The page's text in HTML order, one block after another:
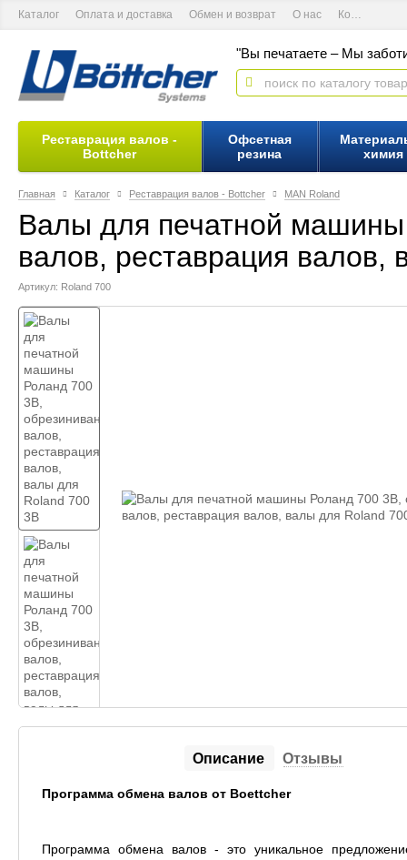
Каталог Оплата и доставка Обмен и возврат О нас Контактная информация
"Вы печатаете – Мы
Реставрация валов -
Bottcher
Офсетная
резина
химия
Главная Каталог Реставрация валов - Bottcher MAN Roland
Валы для печатной
валов, реставрация
Артикул: Roland 700
Описание Отзывы
Программа обмена валов от Boettcher
Программа обмена валов - это уникальное